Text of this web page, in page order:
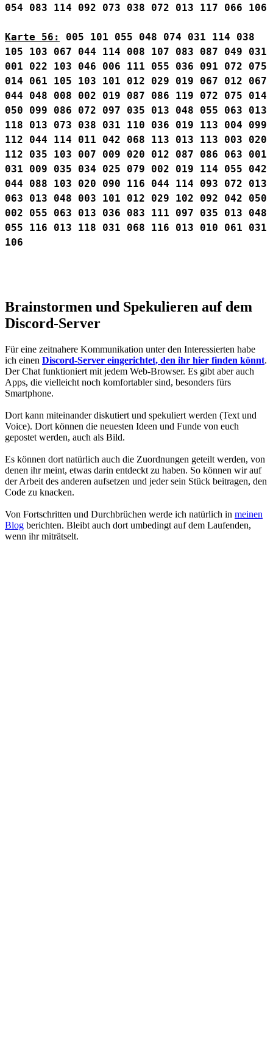
054
083 114 092 073 038 072 013 117 066 106
Karte 56: 005 101 055 048 074 031 114
038
105
103 067 044 114 008 107 083 087 049
031
001
022 103 046 006 111 055 036 091 072
075
014
061 105 103 101 012 029 019 067 012
067
044
048 008 002 019 087 086 119 072 075
014
050
099 086 072 097 035 013 048 055 063
013
118
013 073 038 031 110 036 019 113 004
099
112
044 114 011 042 068 113 013 113 003
020
112
035 103 007 009 020 012 087 086 063
001
031
009 035 034 025 079 002 019 114 055
042
044
088 103 020 090 116 044 114 093 072
013
063
013 048 003 101 012 029 102 092 042
050
002
055 063 013 036 083 111 097 035 013
048
055
116 013 118 031 068 116 013 010 061
031
106
Brainstormen und Spekulieren auf dem
Discord-Server
Für eine zeitnahere Kommunikation unter den Interessierten habe
ich einen Discord-Server eingerichtet, den ihr hier finden könnt.
Der Chat funktioniert mit jedem Web-Browser. Es gibt aber auch
Apps, die vielleicht noch komfortabler sind, besonders fürs
Smartphone.
Dort kann miteinander diskutiert und spekuliert werden (Text und
Voice). Dort können die neuesten Ideen und Funde von euch
gepostet werden, auch als Bild.
Es können dort natürlich auch die Zuordnungen geteilt werden, von
denen ihr meint, etwas darin entdeckt zu haben. So können wir auf
der Arbeit des anderen aufsetzen und jeder sein Stück beitragen, den
Code zu knacken.
Von Fortschritten und Durchbrüchen werde ich natürlich in meinen
Blog berichten. Bleibt auch dort umbedingt auf dem Laufenden,
wenn ihr miträtselt.